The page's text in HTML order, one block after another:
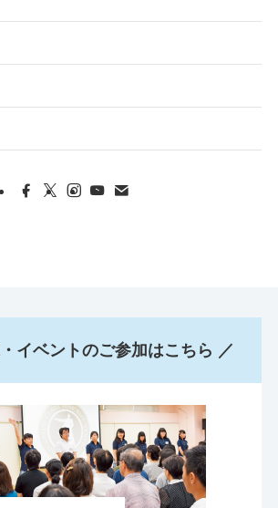
イベントのご参加はこちら ／